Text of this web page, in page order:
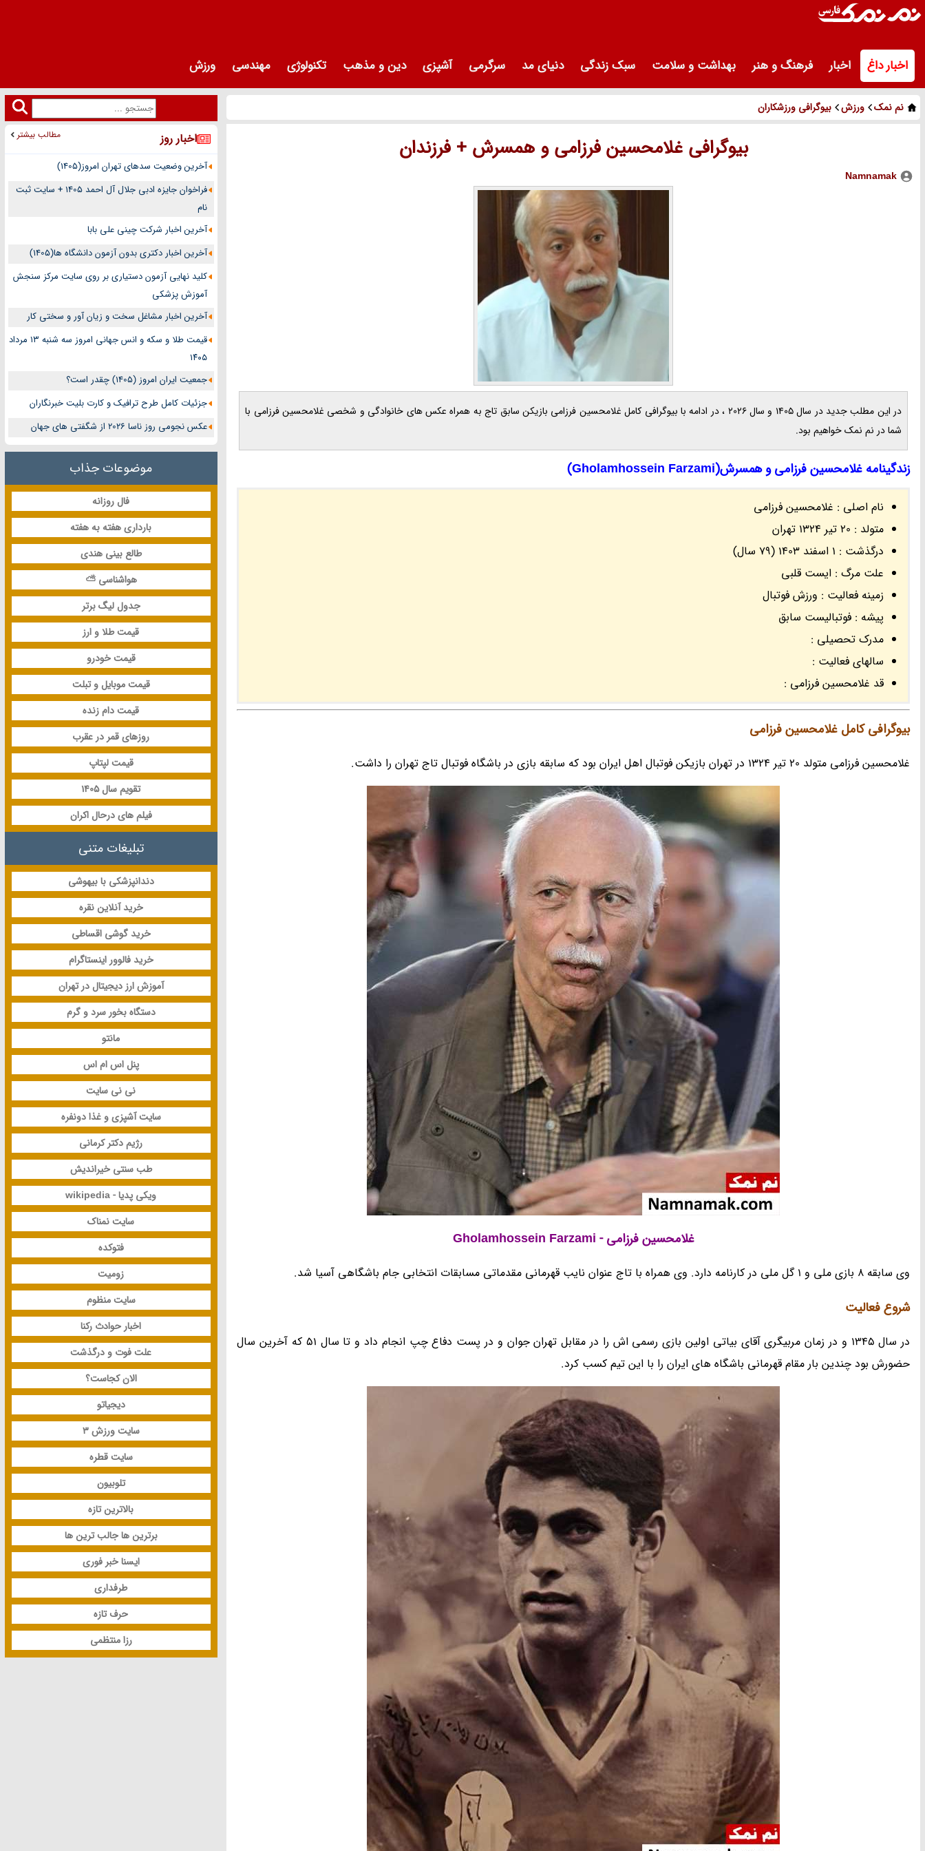
اخبار داغ اخبار فرهنگ و هنر بهداشت و سلامت سبک زندگی دنیای مد سرگرمی آشپزی دین و مذهب تکنولوژی مهندسی ورزش
نم نمک ورزش بیوگرافی ورزشکاران
بیوگرافی غلامحسین فرزامی و همسرش + فرزندان
Namnamak
در این مطلب جدید در سال 1405 و سال 2026 ، در ادامه با بیوگرافی کامل غلامحسین فرزامی بازیکن سابق تاج به همراه عکس های خانوادگی و شخصی غلامحسین فرزامی با
شما در نم نمک خواهیم بود.
زندگینامه غلامحسین فرزامی و همسرش(Gholamhossein Farzami)
نام اصلی : غلامحسین فرزامی
متولد : 20 تیر 1324 تهران
درگذشت : 1 اسفند 1403 (79 سال)
علت مرگ : ایست قلبی
زمینه فعالیت : ورزش فوتبال
پیشه : فوتبالیست سابق
مدرک تحصیلی :
سالهای فعالیت :
قد غلامحسین فرزامی :
بیوگرافی کامل غلامحسین فرزامی
غلامحسین فرزامی متولد 20 تیر 1324 در تهران بازیکن فوتبال اهل ایران بود که سابقه بازی در باشگاه فوتبال تاج تهران را داشت.
غلامحسین فرزامی - Gholamhossein Farzami
وی سابقه 8 بازی ملی و 1 گل ملی در کارنامه دارد. وی همراه با تاج عنوان نایب قهرمانی مقدماتی مسابقات انتخابی جام باشگاهی آسیا شد.
شروع فعالیت
در سال 1345 و در زمان مربیگری آقای بیاتی اولین بازی رسمی اش را در مقابل تهران جوان و در پست دفاع چپ انجام داد و تا سال 51 که آخرین سال
حضورش بود چندین بار مقام قهرمانی باشگاه های ایران را با این تیم کسب کرد.
اخبار روز مطالب بیشتر
آخرین وضعیت سدهای تهران امروز(1405)
فراخوان جایزه ادبی جلال آل احمد 1405 + سایت ثبت
نام
آخرین اخبار شرکت چینی علی بابا
آخرین اخبار دکتری بدون آزمون دانشگاه ها(1405)
کلید نهایی آزمون دستیاری بر روی سایت مرکز سنجش
آموزش پزشکی
آخرین اخبار مشاغل سخت و زیان آور و سختی کار
قیمت طلا و سکه و انس جهانی امروز سه شنبه ۱۳ مرداد
۱۴۰۵
جمعیت ایران امروز (1405) چقدر است؟
جزئیات کامل طرح ترافیک و کارت بلیت خبرنگاران
عکس نجومی روز ناسا 2026 از شگفتی های جهان
موضوعات جذاب
فال روزانه
بارداری هفته به هفته
طالع بینی هندی
هواشناسی ⛅
جدول لیگ برتر
قیمت طلا و ارز
قیمت خودرو
قیمت موبایل و تبلت
قیمت دام زنده
روزهای قمر در عقرب
قیمت لپتاپ
تقویم سال 1405
فیلم های درحال اکران
تبلیغات متنی
دندانپزشکی با بیهوشی
خرید آنلاین نقره
خرید گوشی اقساطی
خرید فالوور اینستاگرام
آموزش ارز دیجیتال در تهران
دستگاه بخور سرد و گرم
مانتو
پنل اس ام اس
نی نی سایت
سایت آشپزی و غذا دونفره
رژیم دکتر کرمانی
طب سنتی خیراندیش
ویکی پدیا - wikipedia
سایت نمناک
فتوکده
زومیت
سایت منظوم
اخبار حوادث رکنا
علت فوت و درگذشت
الان کجاست؟
دیجیاتو
سایت ورزش 3
سایت قطره
تلوبیون
بالاترین تازه
برترین ها جالب ترین ها
ایسنا خبر فوری
طرفداری
حرف تازه
رزا منتظمی